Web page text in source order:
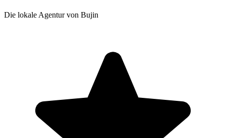
Die lokale Agentur von Bujin